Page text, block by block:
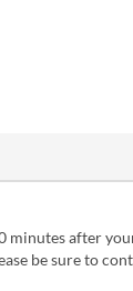
minutes after
be sure to